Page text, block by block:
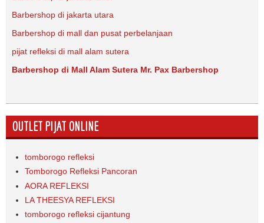
Barbershop di jakarta utara
Barbershop di mall dan pusat perbelanjaan
pijat refleksi di mall alam sutera
Barbershop di Mall Alam Sutera Mr. Pax Barbershop
OUTLET PIJAT ONLINE
tomborogo refleksi
Tomborogo Refleksi Pancoran
AORA REFLEKSI
LA THEESYA REFLEKSI
tomborogo refleksi cijantung